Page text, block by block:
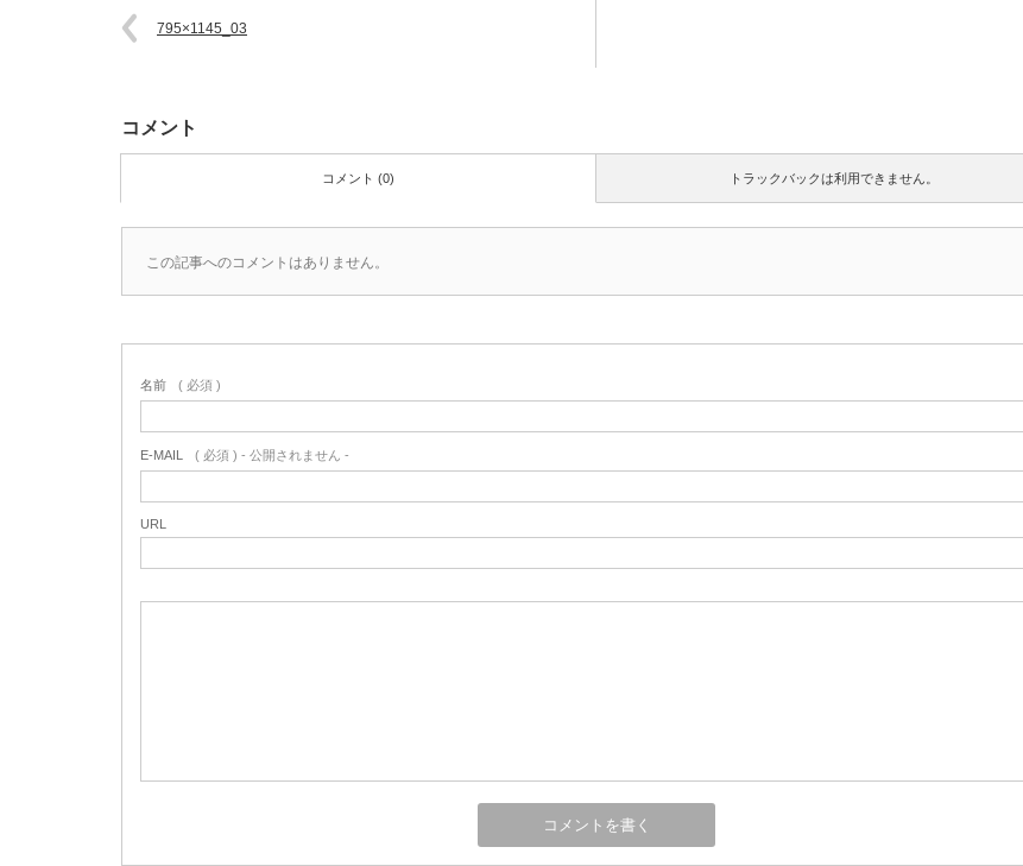
795×1145_03
コメント
トラックバックは利用できません。
コメント (0)
この記事へのコメントはありません。
名前 ( 必須 )
E-MAIL ( 必須 ) - 公開されません -
URL